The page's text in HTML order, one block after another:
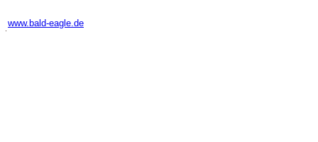
www.bald-eagle.de